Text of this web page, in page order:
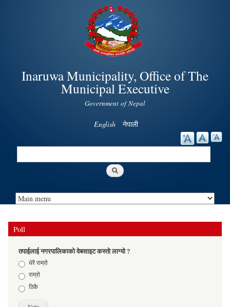
Skip to
main
content
Inaruwa Municipality, Office of The
Municipal Executive
Government of Nepal
English नेपाली
Search
Poll
तपाईलाई नगरपालिकाको वेबसाइट कस्तो लाग्यो ?
Choicesधेरै राम्रो
राम्रो
ठिकै